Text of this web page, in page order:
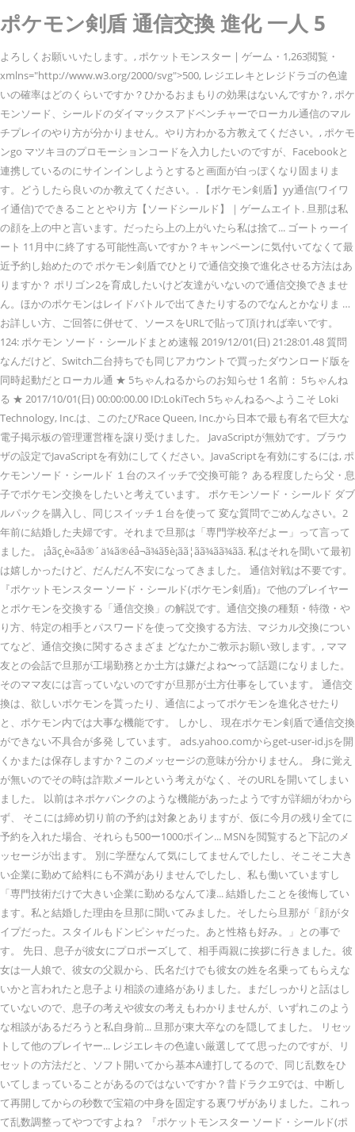
ポケモン剣盾 通信交換 進化 一人 5
よろしくお願いいたします。, ポケットモンスター | ゲーム・1,263閲覧・
xmlns="http://www.w3.org/2000/svg">500, レジエレキとレジドラゴの色違
いの確率はどのくらいですか？ひかるおまもりの効果はないんですか？, ポケ
モンソード、シールドのダイマックスアドベンチャーでローカル通信のマル
チプレイのやり方が分かりません。やり方わかる方教えてください。, ポケモ
ンgo マツキヨのプロモーションコードを入力したいのですが、Facebookと
連携しているのにサインインしようとすると画面が白っぽくなり固まりま
す。どうしたら良いのか教えてください。. 【ポケモン剣盾】yy通信(ワイワ
イ通信)でできることとやり方【ソードシールド】｜ゲームエイト. 旦那は私
の顔を上の中と言います。だったら上の上がいたら私は捨て... ゴートゥーイ
ート 11月中に終了する可能性高いですか？キャンペーンに気付いてなくて最
近予約し始めたので ポケモン剣盾でひとりで通信交換で進化させる方法はあ
りますか？ ポリゴン2を育成したいけど友達がいないので通信交換できませ
ん。ほかのポケモンはレイドバトルで出てきたりするのでなんとかなりま …
お詳しい方、ご回答に併せて、ソースをURLで貼って頂ければ幸いです。
124: ポケモン ソード・シールドまとめ速報 2019/12/01(日) 21:28:01.48 質問
なんだけど、Switch二台持ちでも同じアカウントで買ったダウンロード版を
同時起動だとローカル通 ★ 5ちゃんねるからのお知らせ 1 名前： 5ちゃんね
る ★ 2017/10/01(日) 00:00:00.00 ID:LokiTech 5ちゃんねるへようこそ Loki
Technology, Inc.は、このたびRace Queen, Inc.から日本で最も有名で巨大な
電子掲示板の管理運営権を譲り受けました。 JavaScriptが無効です。ブラウ
ザの設定でJavaScriptを有効にしてください。JavaScriptを有効にするには, ポ
ケモンソード・シールド １台のスイッチで交換可能？ ある程度したら父・息
子でポケモン交換をしたいと考えています。 ポケモンソード・シールド ダブ
ルパックを購入し、同じスイッチ１台を使って 変な質問でごめんなさい。2
年前に結婚した夫婦です。それまで旦那は「専門学校卒だよー」って言って
ました。 ¡åãç¸è«ãå®´ä¼ã®éå¬ã¾ã§è¡ãã¦ãã¾ãã¾ãã. 私はそれを聞いて最初
は嬉しかったけど、だんだん不安になってきました。 通信対戦は不要です。
『ポケットモンスター ソード・シールド(ポケモン剣盾)』で他のプレイヤー
とポケモンを交換する「通信交換」の解説です。通信交換の種類・特徴・や
り方、特定の相手とパスワードを使って交換する方法、マジカル交換につい
てなど、通信交換に関するさまざま どなたかご教示お願い致します。, ママ
友との会話で旦那が工場勤務とか土方は嫌だよね〜って話題になりました。
そのママ友には言っていないのですが旦那が土方仕事をしています。 通信交
換は、欲しいポケモンを貰ったり、通信によってポケモンを進化させたり
と、ポケモン内では大事な機能です。 しかし、 現在ポケモン剣盾で通信交換
ができない不具合が多発 しています。 ads.yahoo.comからget-user-id.jsを開
くかまたは保存しますか？このメッセージの意味が分かりません。 身に覚え
が無いのでその時は詐欺メールという考えがなく、そのURLを開いてしまい
ました。 以前はネポケバンクのような機能があったようですが詳細がわから
ず、 そこには締め切り前の予約は対象とありますが、仮に今月の残り全てに
予約を入れた場合、それらも500ー1000ポイン... MSNを閲覧すると下記のメ
ッセージが出ます。 別に学歴なんて気にしてませんでしたし、そこそこ大き
い企業に勤めて給料にも不満がありませんでしたし、私も働いていますし
「専門技術だけで大きい企業に勤めるなんて凄... 結婚したことを後悔してい
ます。私と結婚した理由を旦那に聞いてみました。そしたら旦那が「顔がタ
イプだった。スタイルもドンピシャだった。あと性格も好み。」との事で
す。 先日、息子が彼女にプロポーズして、相手両親に挨拶に行きました。彼
女は一人娘で、彼女の父親から、氏名だけでも彼女の姓を名乗ってもらえな
いかと言われたと息子より相談の連絡がありました。まだしっかりと話はし
ていないので、息子の考えや彼女の考えもわかりませんが、いずれこのよう
な相談があるだろうと私自身前... 旦那が東大卒なのを隠してました。 リセッ
トして他のプレイヤー... レジエレキの色違い厳選してて思ったのですが、リ
セットの方法だと、ソフト開いてから基本A連打してるので、同じ乱数をひ
いてしまっていることがあるのではないですか？昔ドラクエ9では、中断し
て再開してからの秒数で宝箱の中身を固定する裏ワザがありました。これっ
て乱数調整ってやつですよね？ 『ポケットモンスター ソード・シールド(ポ